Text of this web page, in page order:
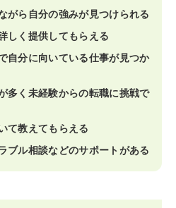
がら自分の強みが見つけられる
しく提供してもらえる
自分に向いている仕事が見つか
多く未経験からの転職に挑戦で
て教えてもらえる
ブル相談などのサポートがある